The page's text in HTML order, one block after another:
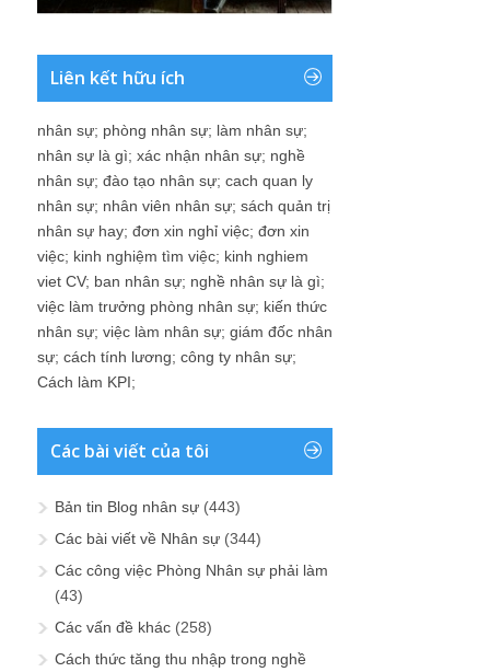
Liên kết hữu ích
nhân sự; phòng nhân sự; làm nhân sự;
nhân sự là gì; xác nhận nhân sự; nghề
nhân sự; đào tạo nhân sự; cach quan ly
nhân sự; nhân viên nhân sự; sách quản trị
nhân sự hay; đơn xin nghỉ việc; đơn xin
việc; kinh nghiệm tìm việc; kinh nghiem
viet CV; ban nhân sự; nghề nhân sự là gì;
việc làm trưởng phòng nhân sự; kiến thức
nhân sự; việc làm nhân sự; giám đốc nhân
sự; cách tính lương; công ty nhân sự;
Cách làm KPI;
Các bài viết của tôi
Bản tin Blog nhân sự (443)
Các bài viết về Nhân sự (344)
Các công việc Phòng Nhân sự phải làm
(43)
Các vấn đề khác (258)
Cách thức tăng thu nhập trong nghề